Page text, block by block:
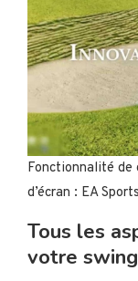
Fonctionnalité de
d’écran : EA
Tous les
votre